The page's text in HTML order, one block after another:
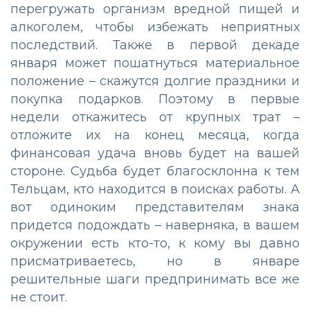
перегружать организм вредной пищей и
алкоголем, чтобы избежать неприятных
последствий. Также в первой декаде
января может пошатнуться материальное
положение – скажутся долгие праздники и
покупка подарков. Поэтому в первые
недели откажитесь от крупных трат –
отложите их на конец месяца, когда
финансовая удача вновь будет на вашей
стороне. Судьба будет благосклонна к тем
Тельцам, кто находится в поисках работы. А
вот одиноким представителям знака
придется подождать – наверняка, в вашем
окружении есть кто-то, к кому вы давно
присматриваетесь, но в январе
решительные шаги предпринимать все же
не стоит.